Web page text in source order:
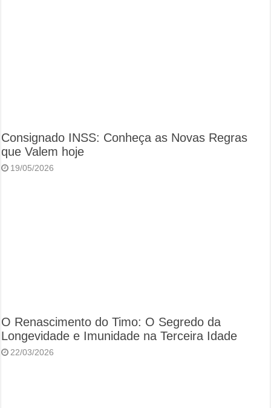
Consignado INSS: Conheça as Novas Regras
que Valem hoje
19/05/2026
O Renascimento do Timo: O Segredo da
Longevidade e Imunidade na Terceira Idade
22/03/2026